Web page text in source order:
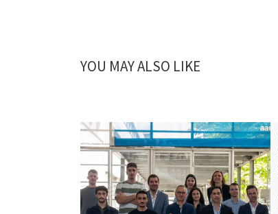
YOU MAY ALSO LIKE